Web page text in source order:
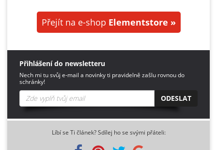
Přejít na e-shop Elementstore »
Přihlášení do newsletteru
Nech mi tu svůj e-mail a novinky ti pravidelně zašlu rovnou do
schránky!
ODESLAT
Líbí se Ti článek? Sdílej ho se svými přáteli: